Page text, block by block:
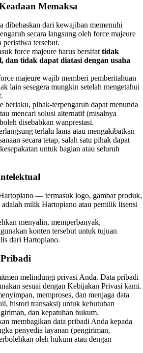
Memaksa
dibebaskan dari kewajiban memenuhi
secara langsung oleh force majeure
peristiwa tersebut.
force majeure harus bersifat tidak
tidak dapat diatasi dengan usaha
majeure wajib memberi pemberitahuan
lain sesegera mungkin setelah mengetahui
berlaku, pihak‑terpengaruh dapat menunda
mencari solusi alternatif (misalnya
disebabkan wanprestasi.
terlalu lama atau mengakibatkan
secara tetap, salah satu pihak dapat
untuk bagian atau seluruh
— termasuk logo, gambar produk,
milik Hartopiano atau pemilik lisensi
menyalin, memperbanyak,
konten tersebut untuk tujuan
dari Hartopiano.
melindungi privasi Anda. Data pribadi
sesuai dengan Kebijakan Privasi kami.
memproses, dan menjaga data
histori transaksi) untuk kebutuhan
dan kepatuhan hukum.
membagikan data pribadi Anda kepada
penyedia layanan (pengiriman,
oleh hukum atau dengan